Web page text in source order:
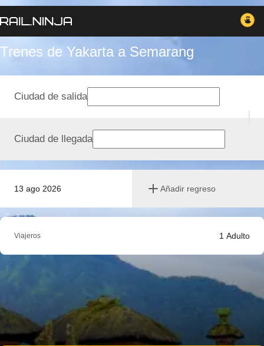
Trenes de Yakarta a Semarang
13 ago 2026 Añadir regreso
Ciudad de salida
Ciudad de llegada
Viajeros 1 Adulto